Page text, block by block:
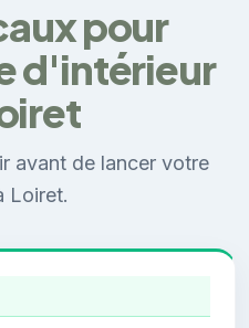
pour
d'intérieur
avant de lancer votre
Loiret.